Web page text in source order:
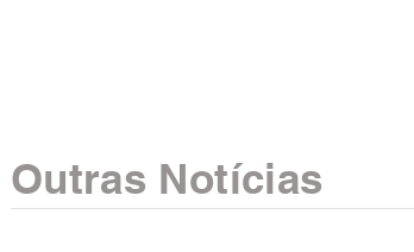
Outras Notícias